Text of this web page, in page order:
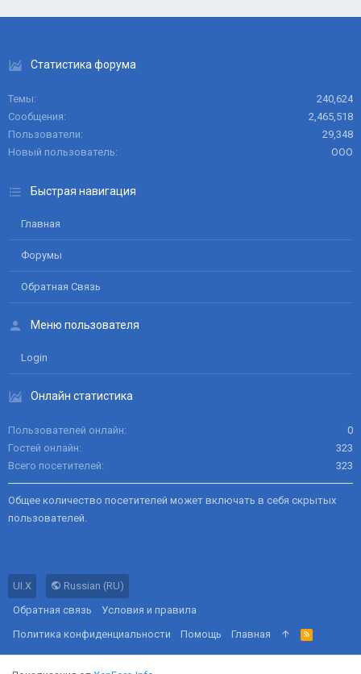
Статистика форума
Темы
240,624
Сообщения
2,465,518
Пользователи
29,348
Новый пользователь
ООО
Быстрая навигация
Главная
Форумы
Обратная Связь
Меню пользователя
Login
Онлайн статистика
Пользователей онлайн
0
Гостей онлайн
323
Всего посетителей
323
Общее количество посетителей может включать в себя скрытых
пользователей.
UI.X
Russian (RU)
Обратная связь
Условия и правила
Политика конфиденциальности
Помощь Главная
R
S